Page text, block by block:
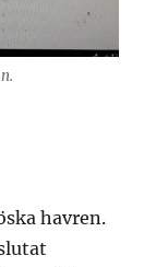
havren.